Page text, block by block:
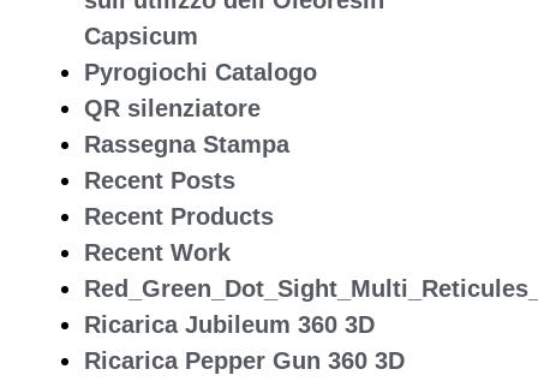
Capsicum
Pyrogiochi Catalogo
QR silenziatore
Rassegna Stampa
Recent Posts
Recent Products
Recent Work
Ricarica Jubileum 360 3D
Ricarica Pepper Gun 360 3D